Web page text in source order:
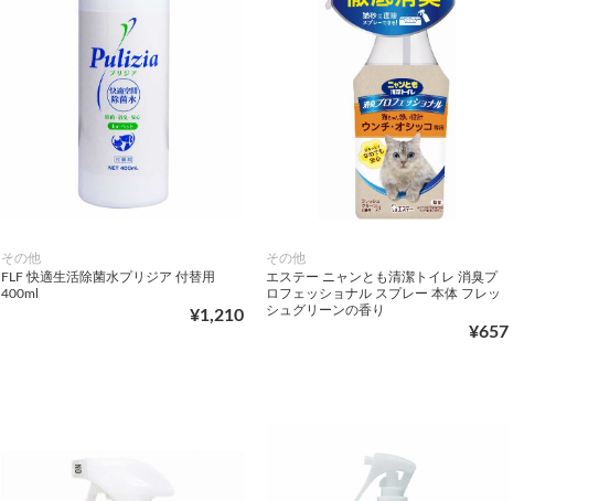
その他
FLF 快適生活除菌水プリジア 付替用
400ml
¥1,210
その他
エステー ニャンとも清潔トイレ 消臭プ
ロフェッショナル スプレー 本体 フレッ
シュグリーンの香り
¥657